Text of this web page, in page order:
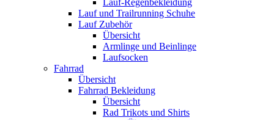
Lauf-Regenbekleidung
Lauf und Trailrunning Schuhe
Lauf Zubehör
Übersicht
Armlinge und Beinlinge
Laufsocken
Fahrrad
Übersicht
Fahrrad Bekleidung
Übersicht
Rad Trikots und Shirts